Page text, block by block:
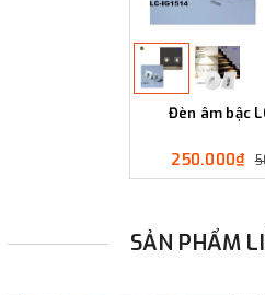
Đèn âm bậc
250.000₫
SẢN PHẨM